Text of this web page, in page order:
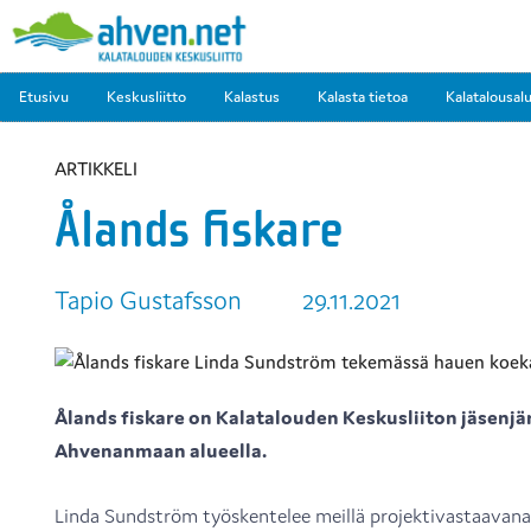
Etusivu Keskusliitto Kalastus Kalasta tietoa
ARTIKKELI
Ålands fiskare
Tapio Gustafsson 29.11.2021
Ålands fiskare on Kalatalouden Keskusliiton
Ahvenanmaan alueella.
Linda Sundström työskentelee meillä